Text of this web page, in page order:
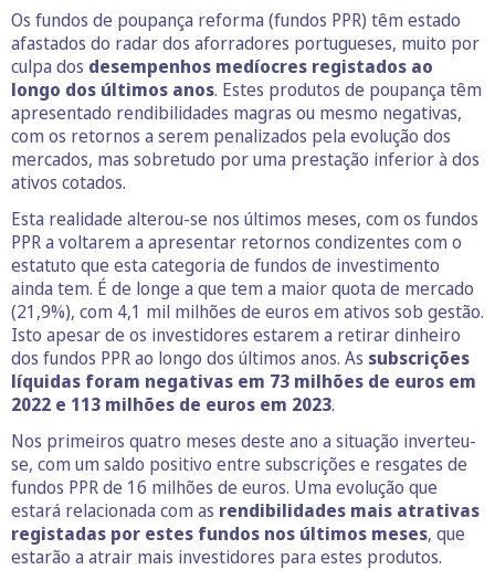
Os fundos de poupança reforma (fundos PPR) têm estado
afastados do radar dos aforradores portugueses, muito por
culpa dos desempenhos medíocres registados ao
longo dos últimos anos. Estes produtos de poupança têm
apresentado rendibilidades magras ou mesmo negativas,
com os retornos a serem penalizados pela evolução dos
mercados, mas sobretudo por uma prestação inferior à dos
ativos cotados.
Esta realidade alterou-se nos últimos meses, com os fundos
PPR a voltarem a apresentar retornos condizentes com o
estatuto que esta categoria de fundos de investimento
ainda tem. É de longe a que tem a maior quota de mercado
(21,9%), com 4,1 mil milhões de euros em ativos sob gestão.
Isto apesar de os investidores estarem a retirar dinheiro
dos fundos PPR ao longo dos últimos anos. As subscrições
líquidas foram negativas em 73 milhões de euros em
2022 e 113 milhões de euros em 2023.
Nos primeiros quatro meses deste ano a situação inverteu-
se, com um saldo positivo entre subscrições e resgates de
fundos PPR de 16 milhões de euros. Uma evolução que
estará relacionada com as rendibilidades mais atrativas
registadas por estes fundos nos últimos meses, que
estarão a atrair mais investidores para estes produtos.